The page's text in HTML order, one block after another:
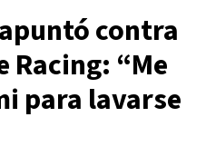
contra
Racing: “Me
para lavarse